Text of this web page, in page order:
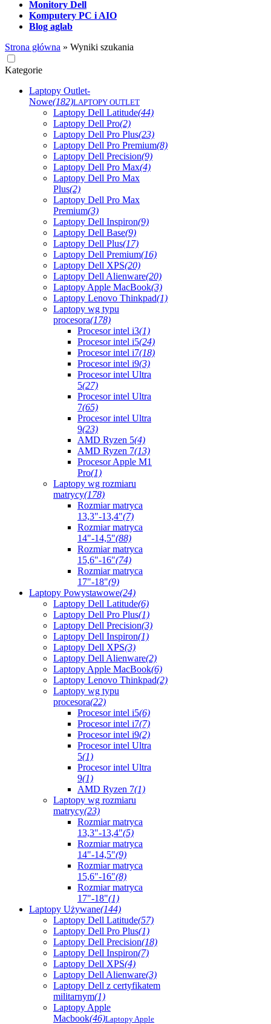
Monitory Dell
Komputery PC i AIO
Blog aglab
Strona główna » Wyniki szukania
Kategorie
Laptopy Outlet-
Nowe(182)LAPTOPY OUTLET
Laptopy Dell Latitude(44)
Laptopy Dell Pro(2)
Laptopy Dell Pro Plus(23)
Laptopy Dell Pro Premium(8)
Laptopy Dell Precision(9)
Laptopy Dell Pro Max(4)
Laptopy Dell Pro Max
Plus(2)
Laptopy Dell Pro Max
Premium(3)
Laptopy Dell Inspiron(9)
Laptopy Dell Base(9)
Laptopy Dell Plus(17)
Laptopy Dell Premium(16)
Laptopy Dell XPS(20)
Laptopy Dell Alienware(20)
Laptopy Apple MacBook(3)
Laptopy Lenovo Thinkpad(1)
Laptopy wg typu
procesora(178)
Procesor intel i3(1)
Procesor intel i5(24)
Procesor intel i7(18)
Procesor intel i9(3)
Procesor intel Ultra
5(27)
Procesor intel Ultra
7(65)
Procesor intel Ultra
9(23)
AMD Ryzen 5(4)
AMD Ryzen 7(13)
Procesor Apple M1
Pro(1)
Laptopy wg rozmiaru
matrycy(178)
Rozmiar matryca
13,3"-13,4"(7)
Rozmiar matryca
14"-14,5"(88)
Rozmiar matryca
15,6"-16"(74)
Rozmiar matryca
17"-18"(9)
Laptopy Powystawowe(24)
Laptopy Dell Latitude(6)
Laptopy Dell Pro Plus(1)
Laptopy Dell Precision(3)
Laptopy Dell Inspiron(1)
Laptopy Dell XPS(3)
Laptopy Dell Alienware(2)
Laptopy Apple MacBook(6)
Laptopy Lenovo Thinkpad(2)
Laptopy wg typu
procesora(22)
Procesor intel i5(6)
Procesor intel i7(7)
Procesor intel i9(2)
Procesor intel Ultra
5(1)
Procesor intel Ultra
9(1)
AMD Ryzen 7(1)
Laptopy wg rozmiaru
matrycy(23)
Rozmiar matryca
13,3"-13,4"(5)
Rozmiar matryca
14"-14,5"(9)
Rozmiar matryca
15,6"-16"(8)
Rozmiar matryca
17"-18"(1)
Laptopy Używane(144)
Laptopy Dell Latitude(57)
Laptopy Dell Pro Plus(1)
Laptopy Dell Precision(18)
Laptopy Dell Inspiron(7)
Laptopy Dell XPS(4)
Laptopy Dell Alienware(3)
Laptopy Dell z certyfikatem
militarnym(1)
Laptopy Apple
Macbook(46)Laptopy Apple